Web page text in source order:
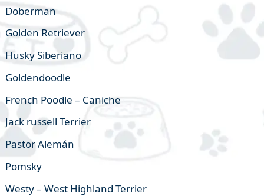
Doberman
Golden Retriever
Husky Siberiano
Goldendoodle
French Poodle – Caniche
Jack russell Terrier
Pastor Alemán
Pomsky
Westy – West Highland Terrier